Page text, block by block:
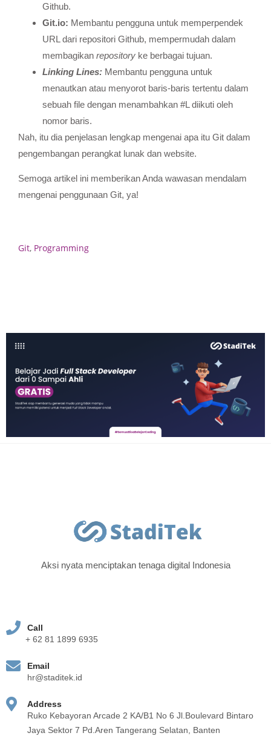
Github.
Git.io: Membantu pengguna untuk memperpendek
URL dari repositori Github, mempermudah dalam
membagikan repository ke berbagai tujuan.
Linking Lines: Membantu pengguna untuk
menautkan atau menyorot baris-baris tertentu dalam
sebuah file dengan menambahkan #L diikuti oleh
nomor baris.
Nah, itu dia penjelasan lengkap mengenai apa itu Git dalam
pengembangan perangkat lunak dan website.
Semoga artikel ini memberikan Anda wawasan mendalam
mengenai penggunaan Git, ya!
Git, Programming
Aksi nyata menciptakan tenaga digital Indonesia
Call
+ 62 81 1899 6935
Email
hr@staditek.id
Address
Ruko Kebayoran Arcade 2 KA/B1 No 6 Jl.Boulevard Bintaro
Jaya Sektor 7 Pd.Aren Tangerang Selatan, Banten